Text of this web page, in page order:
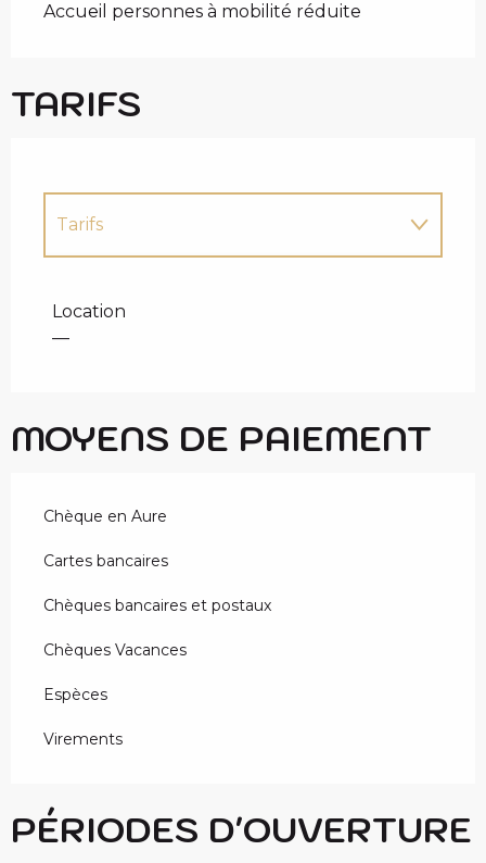
Accueil personnes à mobilité réduite
TARIFS
Tarifs
Location
—
MOYENS DE PAIEMENT
Chèque en Aure
Cartes bancaires
Chèques bancaires et postaux
Chèques Vacances
Espèces
Virements
PÉRIODES D'OUVERTURE